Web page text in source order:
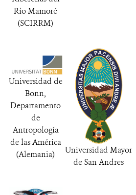
Río Mamoré
(SCIRRM)
Universidad de
Bonn,
Departamento
de
Antropología
de las América
(Alemania)
Universidad Mayor
de San Andres